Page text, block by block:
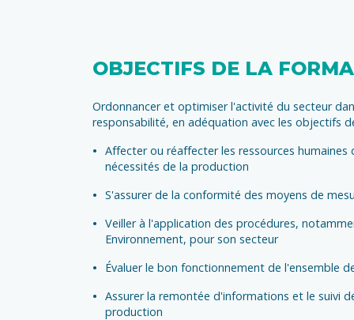
OBJECTIFS DE LA
Ordonnancer et optimiser l'activité du secteur
responsabilité, en adéquation avec les objectifs
Affecter ou réaffecter les ressources
nécessités de la production
S'assurer de la conformité des moyens de
Veiller à l'application des procédures,
Environnement, pour son secteur
Évaluer le bon fonctionnement de l'ensemble
Assurer la remontée d'informations et le suivi
production